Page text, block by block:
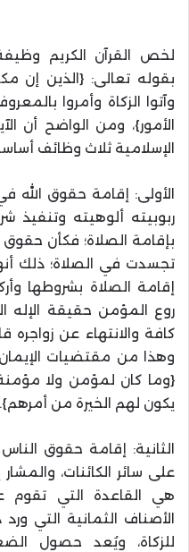
لخص القرآن الكريم
بقوله تعالى: {الذين إن
وآتوا الزكاة وأمروا
الأمور}، ومن الواضح أن
الإسلامية ثلاث وظائف
الأولى: إقامة حقوق الله
ربوبيته ألوهيته وتنفيذ
بإقامة الصلاة؛ فكأن حقوق
تجسدت في الصلاة؛ ذلك
إقامة الصلاة بشروطها
روع المؤمن حقيقة الإله
كافة والانتهاء عن
وهذا من مقتضيات
{وما كان لمؤمن ولا
يكون لهم الخيرة من أمرهم}.
الثانية: إقامة حقوق
على سائر الكائنات، والمشار
هي القاعدة التي تقوم
الأصناف الثمانية التي
للزكاة، ويُعد حصول